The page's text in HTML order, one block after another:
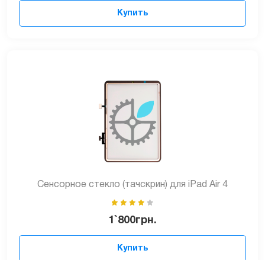
Купить
Сенсорное стекло (тачскрин) для iPad Air 4
1`800грн.
Купить